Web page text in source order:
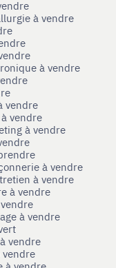
à vendre
à vendre
vendre
vendre
à vendre
à vendre
à vendre
à vendre
à vendre
vendre
vendre